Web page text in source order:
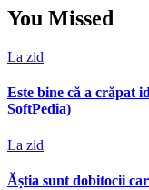
You Missed
La zid
Este bine că a crăpat
SoftPedia)
La zid
Ăștia sunt dobitocii